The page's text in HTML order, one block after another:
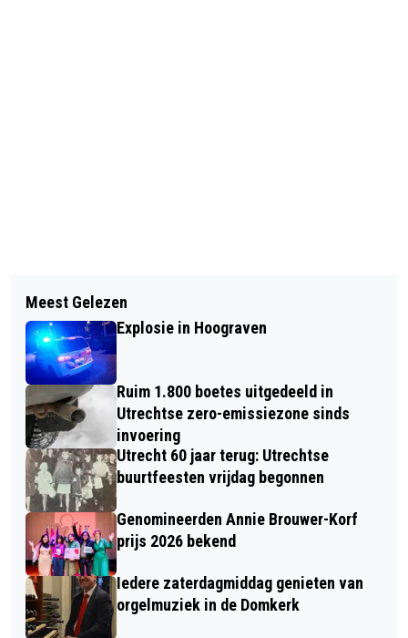
DE MOOISTE KERSTSTAL VAN
NEDERLAND IS WEER BIJNA TE ZIEN
RAADSLEDEN VRAGEN OM
FATBIKEVERBOD
Meest Gelezen
Explosie in Hoograven
Ruim 1.800 boetes uitgedeeld in
Utrechtse zero-emissiezone sinds
invoering
Utrecht 60 jaar terug: Utrechtse
buurtfeesten vrijdag begonnen
Genomineerden Annie Brouwer-Korf
prijs 2026 bekend
Iedere zaterdagmiddag genieten van
orgelmuziek in de Domkerk